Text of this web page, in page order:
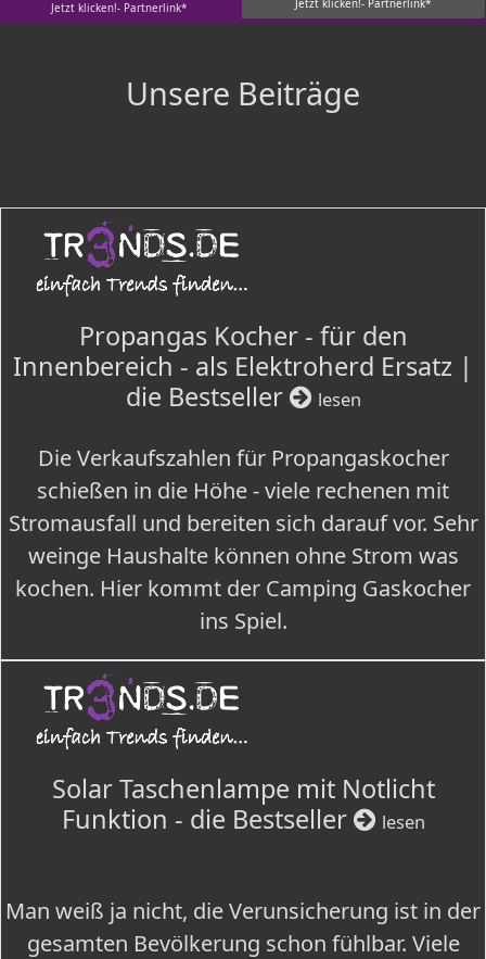
Jetzt klicken!- Partnerlink* Jetzt klicken!- Partnerlink*
Unsere Beiträge
Propangas Kocher - für den
Innenbereich - als Elektroherd Ersatz |
die Bestseller
lesen
Die Verkaufszahlen für Propangaskocher
schießen in die Höhe - viele rechenen mit
Stromausfall und bereiten sich darauf vor. Sehr
weinge Haushalte können ohne Strom was
kochen. Hier kommt der Camping Gaskocher
ins Spiel.
Solar Taschenlampe mit Notlicht
Funktion - die Bestseller
lesen
Man weiß ja nicht, die Verunsicherung ist in der
gesamten Bevölkerung schon fühlbar. Viele